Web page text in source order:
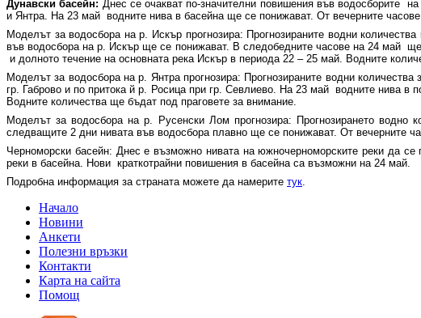
Дунавски басейн: Днес се очакват по-значителни повишения във водосборите
и Янтра. На 23 май водните нива в басейна ще се понижават. От вечерните
Моделът за водосбора на р. Искър прогнозира: Прогнозираните водни
във водосбора на р. Искър ще се понижават. В следобедните часове на 24 май
и долното течение на основната река Искър в периода 22 – 25 май. Водните
Моделът за водосбора на р. Янтра прогнозира: Прогнозираните водни
гр. Габрово и по притока й р. Росица при гр. Севлиево. На 23 май водните нива в
Водните количества ще бъдат под праговете за внимание.
Моделът за водосбора на р. Русенски Лом прогнозира: Прогнозирането
следващите 2 дни нивата във водосбора плавно ще се понижават. От вечерните
Черноморски басейн: Днес е възможно нивата на южночерноморските реки да
реки в басейна. Нови краткотрайни повишения в басейна са възможни на 24 май.
Подробна информация за страната можете да намерите тук
Начало
Новини
Анкети
Полезни връзки
Контакти
Карта на сайта
Помощ